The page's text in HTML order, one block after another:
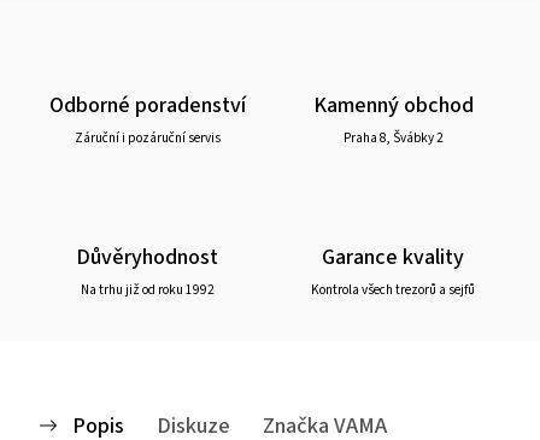
Odborné poradenství
Záruční i pozáruční servis
Kamenný obchod
Praha 8, Švábky 2
Důvěryhodnost
Na trhu již od roku 1992
Garance kvality
Kontrola všech trezorů a sejfů
Popis Diskuze ZnačkaVAMA